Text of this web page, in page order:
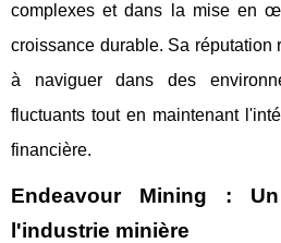
complexes et dans la mise en
croissance durable. Sa réputation
à naviguer dans des
fluctuants tout en maintenant
financière.
Endeavour Mining :
l'industrie minière